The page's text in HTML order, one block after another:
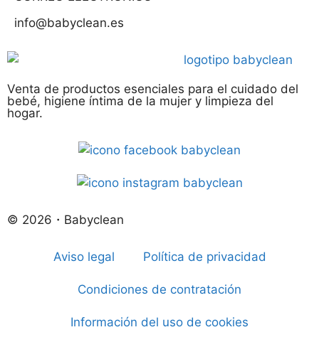
info@babyclean.es
Venta de productos esenciales para el cuidado del
bebé, higiene íntima de la mujer y limpieza del
hogar.
© 2026・Babyclean
Aviso legal Política de privacidad
Condiciones de contratación
Información del uso de cookies